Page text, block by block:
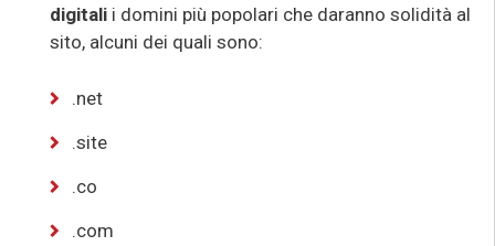
digitali i domini più popolari che daranno solidità al
sito, alcuni dei quali sono:
.net
.site
.co
.com